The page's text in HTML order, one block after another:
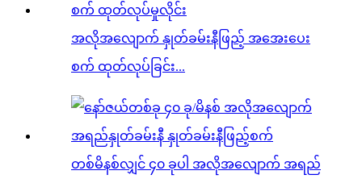
အလိုအလျောက် နှုတ်ခမ်းနီဖြည့် အအေးပေး
စက် ထုတ်လုပ်ခြင်း...
တစ်မိနစ်လျှင် ၄၀ ခုပါ အလိုအလျောက် အရည်